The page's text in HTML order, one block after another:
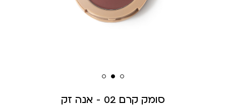
סומק קרם 02 - אנה זק